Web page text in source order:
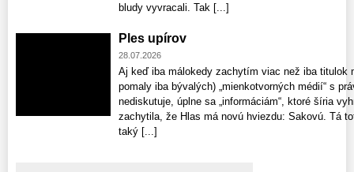
bludy vyvracali. Tak [...]
Ples upírov
28.07.2026
Aj keď iba málokedy zachytím viac než iba titulok
pomaly iba bývalých) „mienkotvorných médií“ s
nediskutuje, úplne sa „informáciám“, ktoré šíria
zachytila, že Hlas má novú hviezdu: Sakovú. Tá
taký [...]